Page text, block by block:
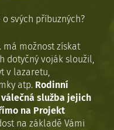
svých příbuzných?
má možnost získat
dotyčný voják sloužil,
v lazaretu,
atp. Rodinní
služba jejich
na Projekt
na základě Vámi